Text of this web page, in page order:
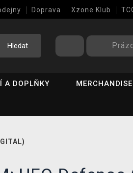
Doprava Xzone Klub
Hledat
A DOPLŇKY MERCHANDISE